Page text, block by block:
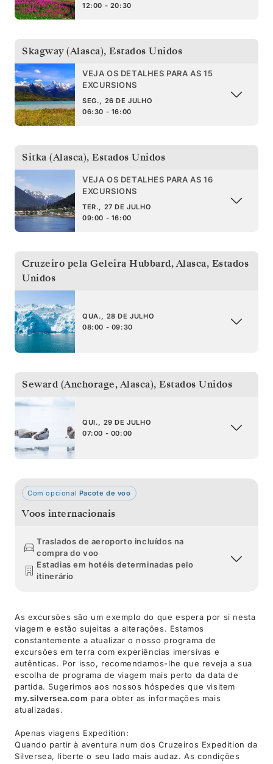
12:00 - 20:30
Skagway (Alasca), Estados Unidos
VEJA OS DETALHES PARA AS 15
EXCURSIONS
SEG., 26 DE JULHO
06:30 - 16:00
Sitka (Alasca), Estados Unidos
VEJA OS DETALHES PARA AS 16
EXCURSIONS
TER., 27 DE JULHO
09:00 - 16:00
Cruzeiro pela Geleira Hubbard, Alasca, Estados
Unidos
QUA., 28 DE JULHO
08:00 - 09:30
Seward (Anchorage, Alasca), Estados Unidos
QUI., 29 DE JULHO
07:00 - 00:00
Com opcional Pacote de voo
Voos internacionais
Traslados de aeroporto incluídos na
compra do voo
Estadias em hotéis determinadas pelo
itinerário
As excursões são um exemplo do que espera por si nesta
viagem e estão sujeitas a alterações. Estamos
constantemente a atualizar o nosso programa de
excursões em terra com experiências imersivas e
autênticas. Por isso, recomendamos-lhe que reveja a sua
escolha de programa de viagem mais perto da data de
partida. Sugerimos aos nossos hóspedes que visitem
my.silversea.com para obter as informações mais
atualizadas.
Apenas viagens Expedition:
Quando partir à aventura num dos Cruzeiros Expedition da
Silversea, liberte o seu lado mais audaz. As condições